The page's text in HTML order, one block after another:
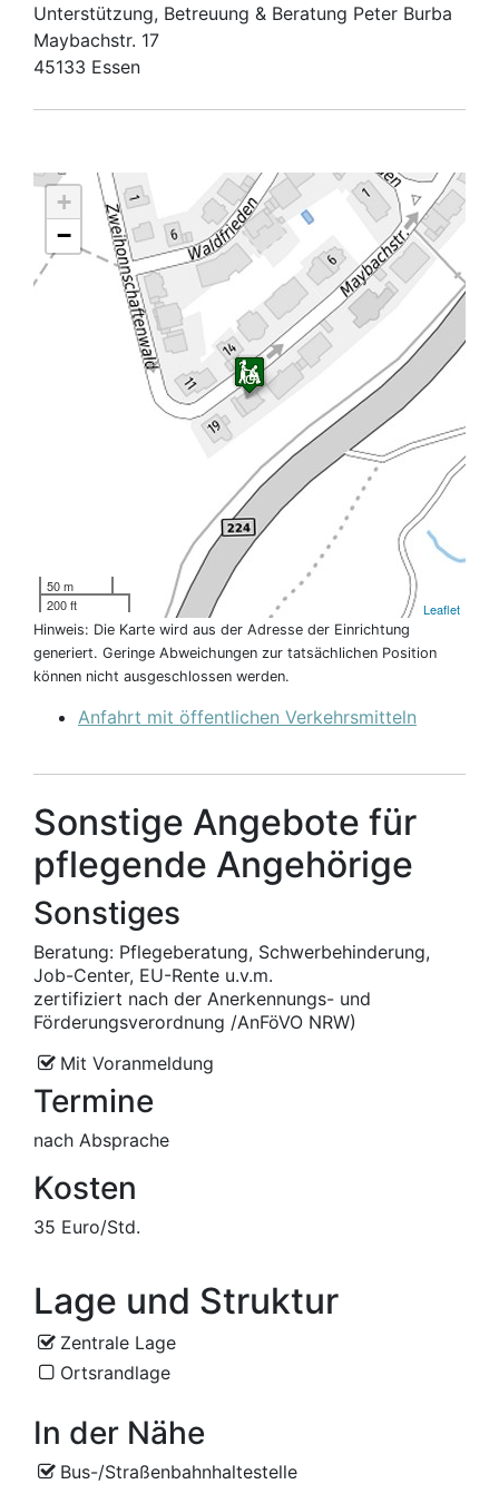
Unterstützung, Betreuung & Beratung Peter Burba
Maybachstr. 17
45133 Essen
+
−
50 m
200 ft
Leaflet
Hinweis: Die Karte wird aus der Adresse der Einrichtung
generiert. Geringe Abweichungen zur tatsächlichen Position
können nicht ausgeschlossen werden.
Anfahrt mit öffentlichen Verkehrsmitteln
Sonstige Angebote für
pflegende Angehörige
Sonstiges
Beratung: Pflegeberatung, Schwerbehinderung,
Job-Center, EU-Rente u.v.m.
zertifiziert nach der Anerkennungs- und
Förderungsverordnung /AnFöVO NRW)
Mit Voranmeldung
Termine
nach Absprache
Kosten
35 Euro/Std.
Lage und Struktur
Zentrale Lage
Ortsrandlage
In der Nähe
Bus-/Straßenbahnhaltestelle